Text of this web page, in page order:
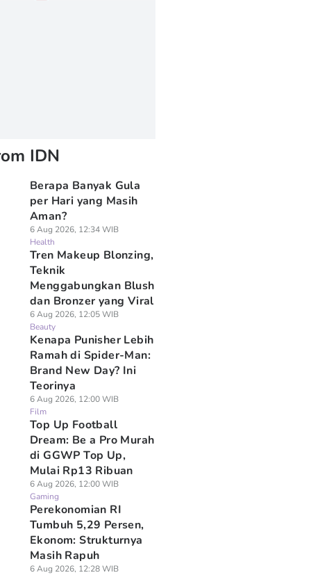
IDN
Berapa Banyak Gula
per Hari yang Masih
Aman?
6 Aug 2026, 12:34 WIB
Health
Tren Makeup Blonzing,
Teknik
Menggabungkan Blush
dan Bronzer yang Viral
6 Aug 2026, 12:05 WIB
Beauty
Kenapa Punisher Lebih
Ramah di Spider-Man:
Brand New Day? Ini
Teorinya
6 Aug 2026, 12:00 WIB
Film
Top Up Football
Dream: Be a Pro Murah
di GGWP Top Up,
Mulai Rp13 Ribuan
6 Aug 2026, 12:00 WIB
Gaming
Perekonomian RI
Tumbuh 5,29 Persen,
Ekonom: Strukturnya
Masih Rapuh
6 Aug 2026, 12:28 WIB